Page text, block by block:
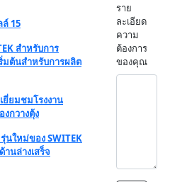
15
สำหรับการ
มต้นสำหรับการผลิต
ยี่ยมชมโรงงาน
กวางตุ้ง
นใหม่ของ SWITEK
นล่างเสร็จ
ราย
ละเอียด
ความ
ต้องการ
ของคุณ